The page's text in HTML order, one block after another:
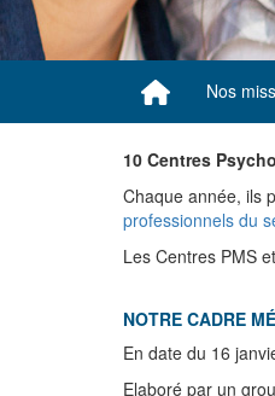
Nos
10 Centres
Chaque année, ils
professionnels du
Les Centres PMS
NOTRE CADRE
En date du 16
Elaboré par un